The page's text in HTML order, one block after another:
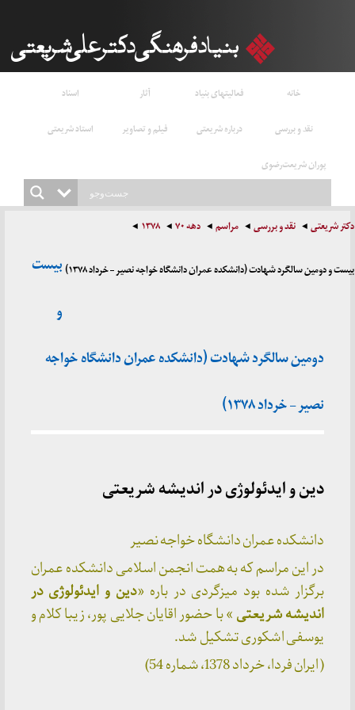
خانه فعالیتهای بنیاد آثار
اسناد
نقد و بررسی
درباره شریعتی فیلم و تصاویر
استاد شریعتی
پوران شریعت‌رضوی
دکتر شریعتی نقد و بررسی مراسم دهه ۷۰ ۱۳۷۸
بیست و دومین سالگرد شهادت (دانشکده عمران دانشگاه خواجه نصیر – خرداد ۱۳۷۸)
بیست
و
دومین سالگرد شهادت (دانشکده عمران دانشگاه خواجه
نصیر – خرداد ۱۳۷۸)
دین و ایدئولوژی در اندیشه شریعتی
دانشکده عمران دانشگاه خواجه نصیر
در این مراسم که به همت انجمن اسلامی دانشکده عمران
برگزار شده بود میزگردی در باره «دین و ایدئولوژی در
اندیشه شریعتی » با حضور اقایان جلایی پور، زیبا کلام و
یوسفی اشکوری تشکیل شد.
( ایران فردا، خرداد 1378، شماره 54)